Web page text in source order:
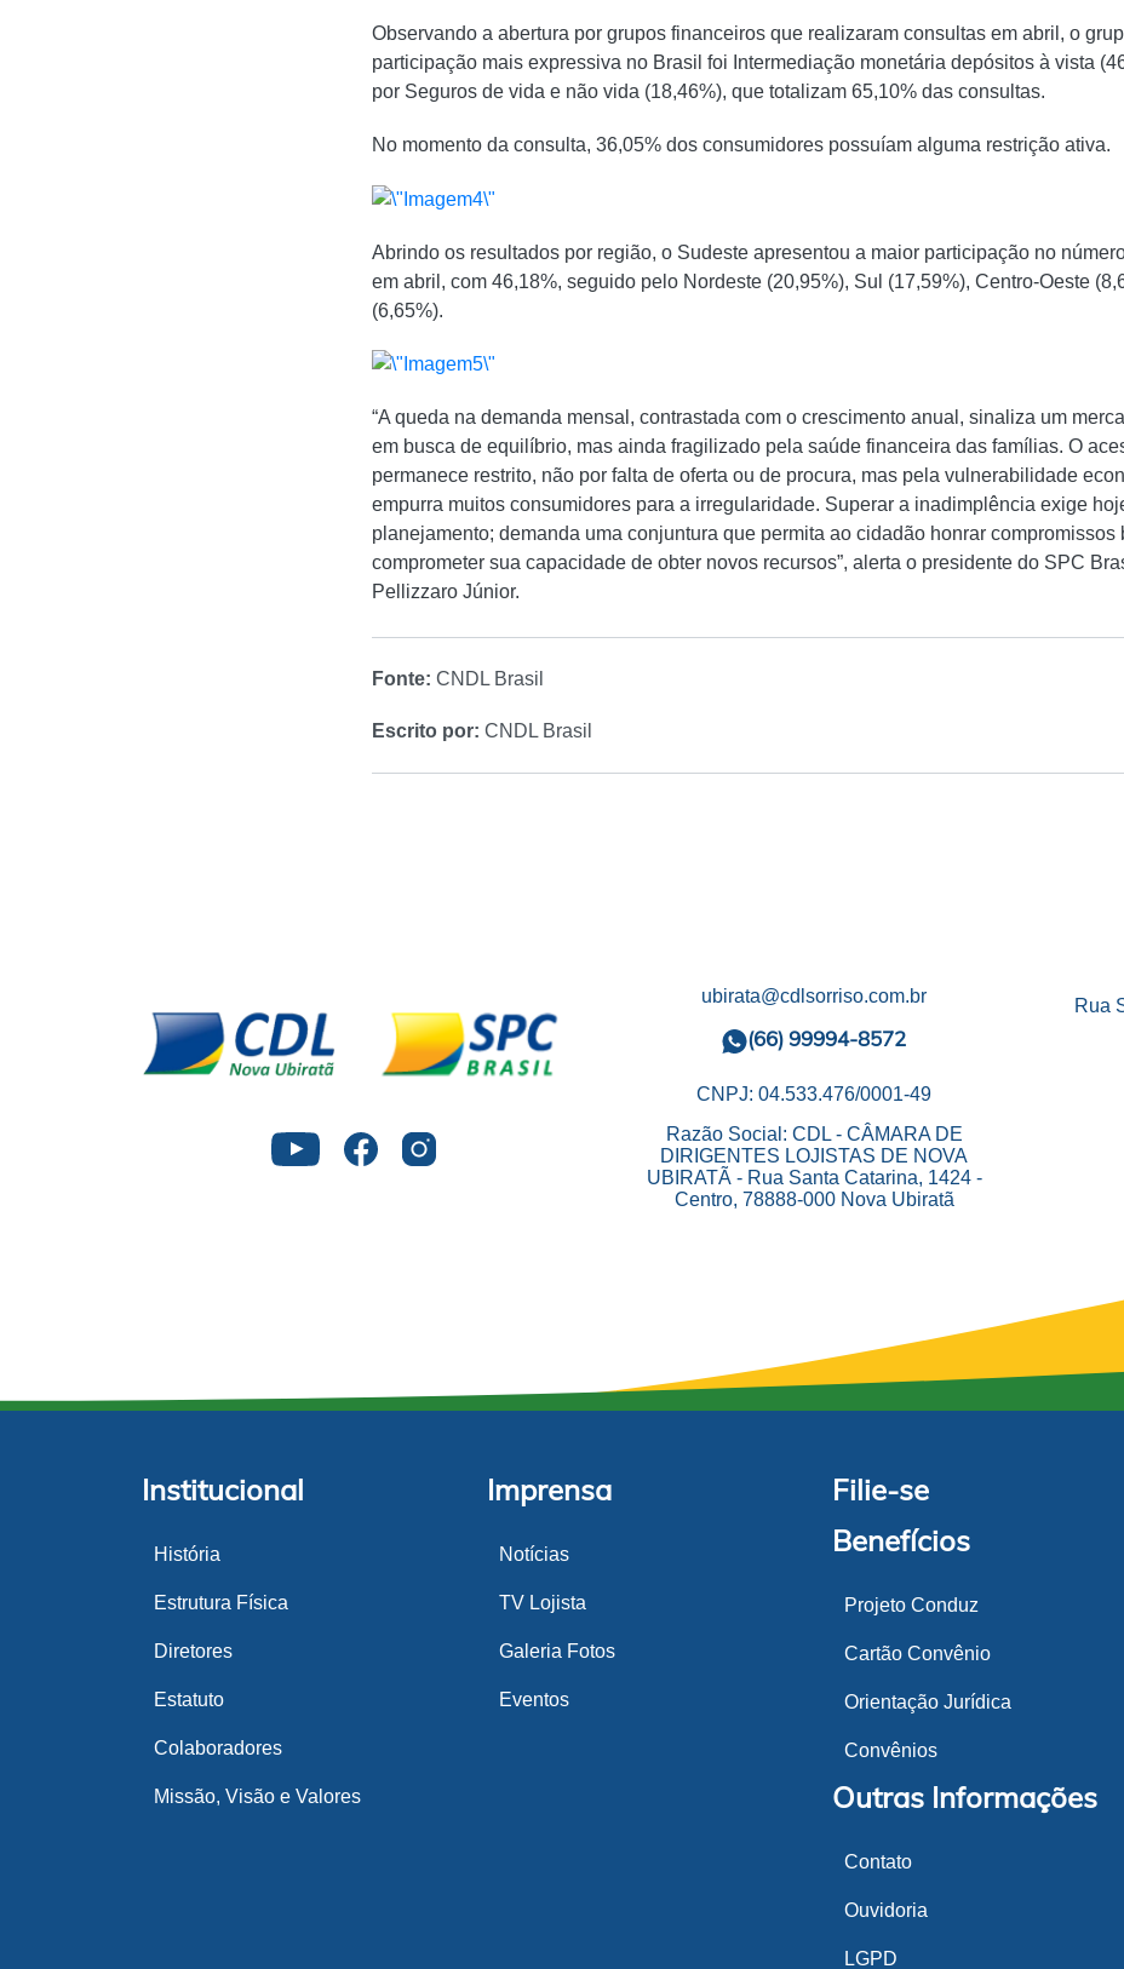
Observando a abertura por grupos financeiros que realizaram consultas em abril, o
participação mais expressiva no Brasil foi Intermediação monetária depósitos à vista
por Seguros de vida e não vida (18,46%), que totalizam 65,10% das consultas.
No momento da consulta, 36,05% dos consumidores possuíam alguma restrição ativa.
Abrindo os resultados por região, o Sudeste apresentou a maior participação no
em abril, com 46,18%, seguido pelo Nordeste (20,95%), Sul (17,59%), Centro‐Oeste
(6,65%).
“A queda na demanda mensal, contrastada com o crescimento anual, sinaliza um
em busca de equilíbrio, mas ainda fragilizado pela saúde financeira das famílias. O
permanece restrito, não por falta de oferta ou de procura, mas pela vulnerabilidade
empurra muitos consumidores para a irregularidade. Superar a inadimplência exige
planejamento; demanda uma conjuntura que permita ao cidadão honrar compromissos
comprometer sua capacidade de obter novos recursos”, alerta o presidente do SPC
Pellizzaro Júnior.
Fonte: CNDL Brasil
Escrito por: CNDL Brasil
ubirata@cdlsorriso.com.br
(66) 99994-8572
CNPJ: 04.533.476/0001-49
Razão Social: CDL - CÂMARA DE
DIRIGENTES LOJISTAS DE NOVA
UBIRATÃ - Rua Santa Catarina, 1424 -
Centro, 78888-000 Nova Ubiratã
Rua
Institucional
História
Estrutura Física
Diretores
Estatuto
Colaboradores
Missão, Visão e Valores
Imprensa
Notícias
TV Lojista
Galeria Fotos
Eventos
Filie-se
Benefícios
Projeto Conduz
Cartão Convênio
Orientação Jurídica
Convênios
Outras Informações
Contato
Ouvidoria
LGPD